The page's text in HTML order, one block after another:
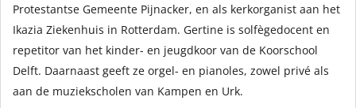
Protestantse Gemeente Pijnacker, en als kerkorganist aan het
Ikazia Ziekenhuis in Rotterdam. Gertine is solfègedocent en
repetitor van het kinder- en jeugdkoor van de Koorschool
Delft. Daarnaast geeft ze orgel- en pianoles, zowel privé als
aan de muziekscholen van Kampen en Urk.